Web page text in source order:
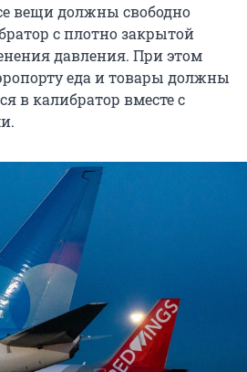
вещи должны свободно
с плотно закрытой
давления. При этом
еда и товары должны
в калибратор вместе с